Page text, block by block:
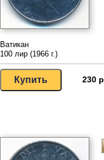
Ватикан
100 лир (1966 г.)
230